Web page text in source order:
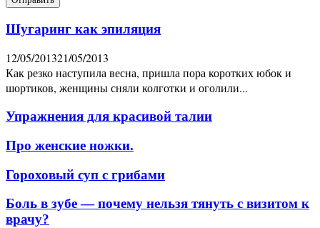
Шугаринг как эпиляция
12/05/201321/05/2013
Как резко наступила весна, пришла пора коротких юбок и
шортиков, женщины сняли колготки и оголили...
Упражнения для красивой талии
Про женские ножки.
Гороховый суп с грибами
Боль в зубе — почему нельзя тянуть с визитом к
врачу?